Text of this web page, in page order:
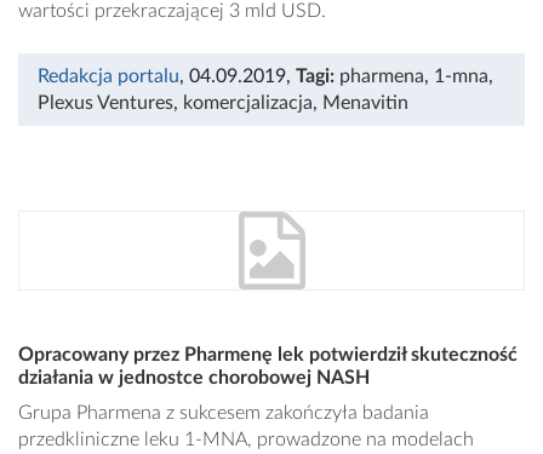
wartości przekraczającej 3 mld USD.
Redakcja portalu, 04.09.2019, Tagi: pharmena, 1-mna,
Plexus Ventures, komercjalizacja, Menavitin
Opracowany przez Pharmenę lek potwierdził skuteczność
działania w jednostce chorobowej NASH
Grupa Pharmena z sukcesem zakończyła badania
przedkliniczne leku 1-MNA, prowadzone na modelach